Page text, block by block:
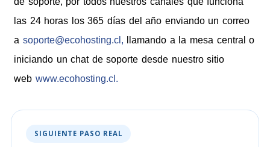
las 24 horas los 365 días del año enviando un correo
a soporte@ecohosting.cl, llamando a la mesa central o
iniciando un chat de soporte desde nuestro sitio
web www.ecohosting.cl.
SIGUIENTE PASO REAL